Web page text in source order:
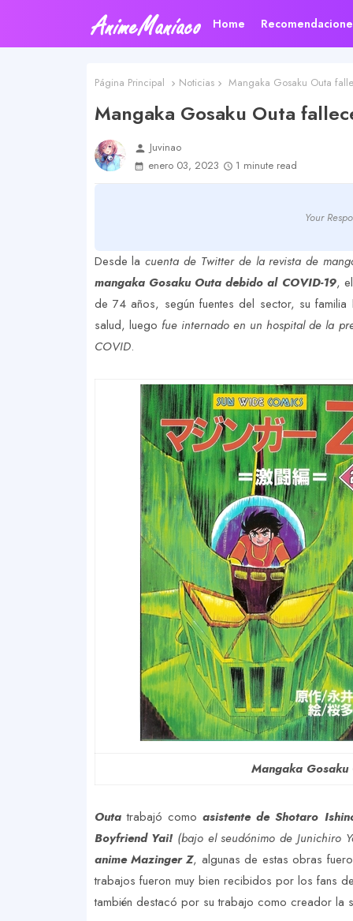
Home
Página Principal Noticias Mangaka Gosaku Outa
Mangaka Gosaku Outa
person Juvinao
enero 03, 2023
1 minute read
Your
Desde lacuenta de Twitter de la revista de
mangaka Gosaku Outa debido al COVID-19,
de 74 años, según fuentes del sector, su
salud, luego fue internado en un hospital de la
COVID.
Mangaka
Outatrabajó como asistente de Shotaro
Boyfriend Yai!(bajo el seudónimo de Junichiro
anime Mazinger Z, algunas de estas obras
trabajos fueron muy bien recibidos por los fans
también destacó por su trabajo como creador la